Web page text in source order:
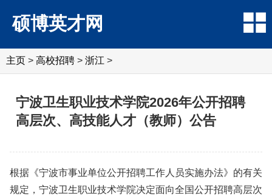
硕博英才网
主页 > 高校招聘 > 浙江 >
宁波卫生职业技术学院2026年公开招聘
高层次、高技能人才（教师）公告
根据《宁波市事业单位公开招聘工作人员实施办法》的有关
规定，宁波卫生职业技术学院决定面向全国公开招聘高层次